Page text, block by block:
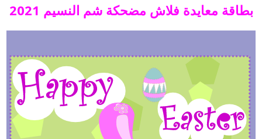
بطاقة معايدة فلاش مضحكة شم النسيم 2021